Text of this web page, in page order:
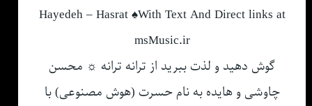
Hayedeh – Hasrat ♠With Text And Direct links at
msMusic.ir
گوش دهید و لذت ببرید از ترانه ترانه ☼ محسن
چاوشی و هایده به نام حسرت (هوش مصنوعی) با